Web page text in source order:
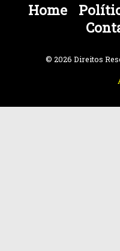
Home
© 2026 Direitos